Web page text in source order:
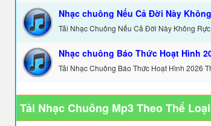
Nhạc chuông Nếu Cả Đời Này
Tải Nhạc Chuông Nếu Cả Đời Này Không
Nhạc chuông Báo Thức Hoạt Hình
Tải Nhạc Chuông Báo Thức Hoạt Hình 2026
Tải Nhạc Chuông Mp3 Theo Thể Loại